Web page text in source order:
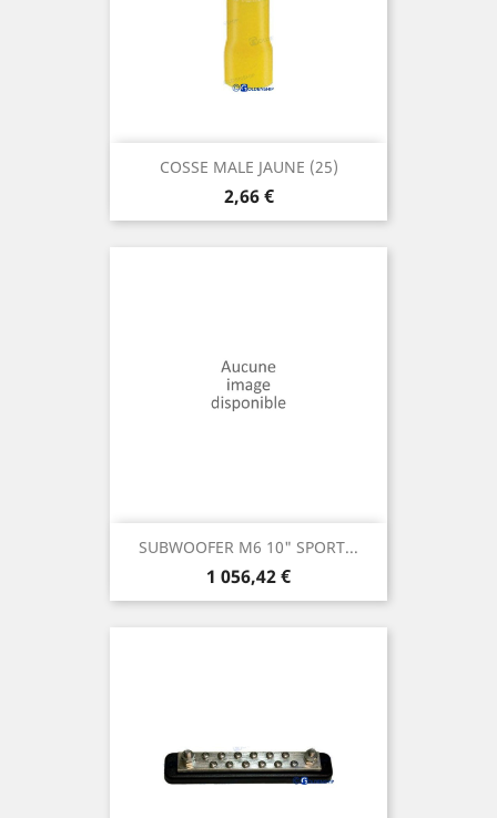
COSSE MALE JAUNE (25)
Prix
2,66 €
SUBWOOFER M6 10" SPORT...
Prix
1 056,42 €